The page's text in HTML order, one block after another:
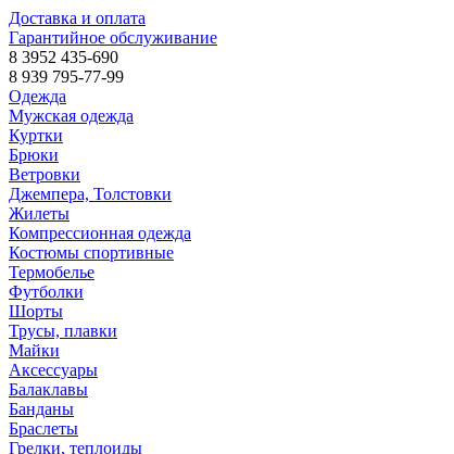
Доставка и оплата
Гарантийное обслуживание
8 3952 435-690
8 939 795-77-99
Одежда
Мужская одежда
Куртки
Брюки
Ветровки
Джемпера, Толстовки
Жилеты
Компрессионная одежда
Костюмы спортивные
Термобелье
Футболки
Шорты
Трусы, плавки
Майки
Аксессуары
Балаклавы
Банданы
Браслеты
Грелки, теплоиды